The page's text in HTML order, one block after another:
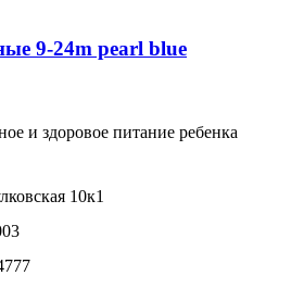
9-24m pearl blue
и здоровое питание ребенка
10к1